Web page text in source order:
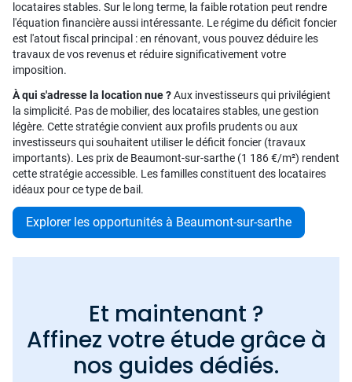
locataires stables. Sur le long terme, la faible rotation peut rendre
l'équation financière aussi intéressante. Le régime du déficit foncier
est l'atout fiscal principal : en rénovant, vous pouvez déduire les
travaux de vos revenus et réduire significativement votre
imposition.
À qui s'adresse la location nue ?Aux investisseurs qui privilégient
la simplicité. Pas de mobilier, des locataires stables, une gestion
légère. Cette stratégie convient aux profils prudents ou aux
investisseurs qui souhaitent utiliser le déficit foncier (travaux
importants). Les prix de Beaumont-sur-sarthe (1 186 €/m²) rendent
cette stratégie accessible. Les familles constituent des locataires
idéaux pour ce type de bail.
Explorer les opportunités à Beaumont-sur-sarthe
Et maintenant ?
Affinez votre étude grâce à
nos guides dédiés.